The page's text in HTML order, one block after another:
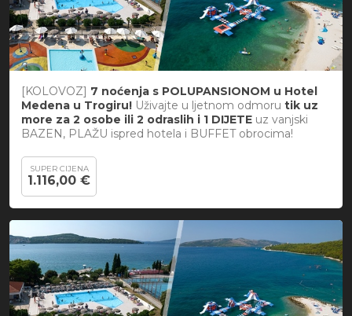
[KOLOVOZ] 7 noćenja s POLUPANSIONOM u Hotel
Medena u Trogiru! Uživajte u ljetnom odmoru tik uz
more za 2 osobe ili 2 odraslih i 1 DIJETE uz vanjski
BAZEN, PLAŽU ispred hotela i BUFFET obrocima!
SUPER CIJENA
1.116,00 €